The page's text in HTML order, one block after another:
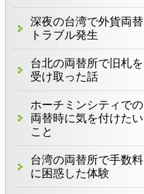
深夜の台湾で外貨両替
トラブル発生
台北の両替所で旧札を
受け取った話
ホーチミンシティでの
両替時に気を付けたい
こと
台湾の両替所で手数料
に困惑した体験